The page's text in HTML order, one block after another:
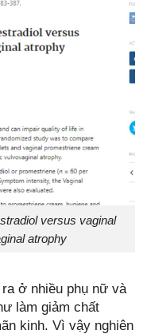
versus vaginal
atrophy
ở nhiều phụ nữ và
làm giảm chất
kinh. Vì vậy nghiên